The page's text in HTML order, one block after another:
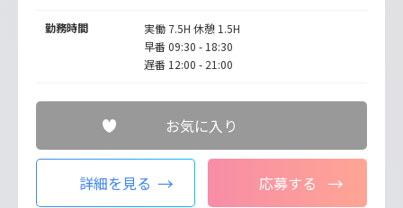
勤務時間
実働 7.5H 休憩 1.5H
早番 09:30 - 18:30
遅番 12:00 - 21:00
お気に入り
詳細を見る 応募する